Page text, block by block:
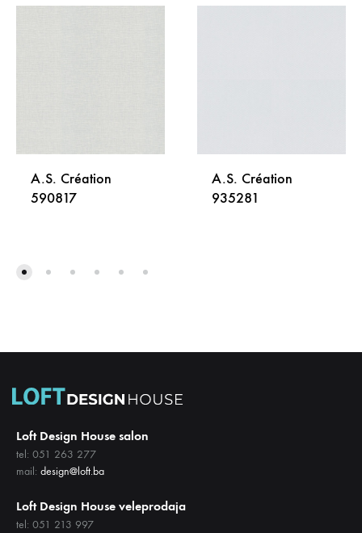
A.S. Création
590817
A.S. Création
935281
Loft Design House salon
tel: 051 263 277
mail: design@loft.ba
Loft Design House veleprodaja
tel: 051 213 997